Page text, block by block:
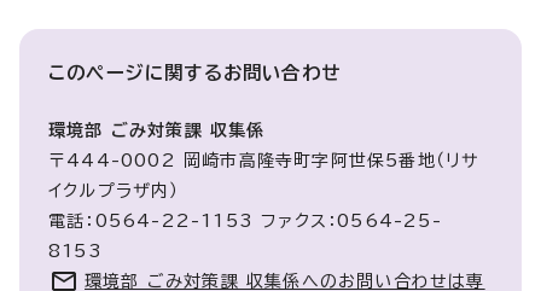
このページに関するお問い合わせ
環境部 ごみ対策課 収集係
〒444-0002 岡崎市高隆寺町字阿世保5番地（リサ
イクルプラザ内）
電話：0564-22-1153 ファクス：0564-25-
8153
環境部 ごみ対策課 収集係へのお問い合わせは専